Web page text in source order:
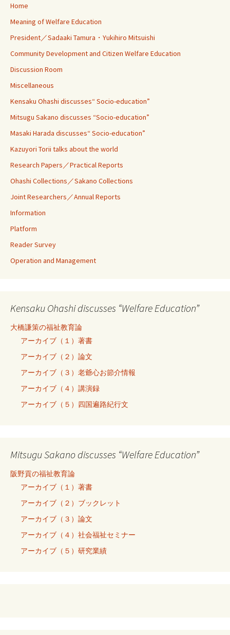
Home
Meaning of Welfare Education
President／Sadaaki Tamura・Yukihiro Mitsuishi
Community Development and Citizen Welfare Education
Discussion Room
Miscellaneous
Kensaku Ohashi discusses“ Socio-education”
Mitsugu Sakano discusses “Socio-education”
Masaki Harada discusses“ Socio-education”
Kazuyori Torii talks about the world
Research Papers／Practical Reports
Ohashi Collections／Sakano Collections
Joint Researchers／Annual Reports
Information
Platform
Reader Survey
Operation and Management
Kensaku Ohashi discusses “Welfare Education”
大橋謙策の福祉教育論
アーカイブ（１）著書
アーカイブ（２）論文
アーカイブ（３）老爺心お節介情報
アーカイブ（４）講演録
アーカイブ（５）四国遍路紀行文
Mitsugu Sakano discusses “Welfare Education”
阪野貢の福祉教育論
アーカイブ（１）著書
アーカイブ（２）ブックレット
アーカイブ（３）論文
アーカイブ（４）社会福祉セミナー
アーカイブ（５）研究業績